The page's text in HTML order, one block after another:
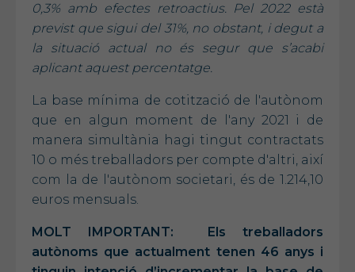
0,3% amb efectes retroactius. Pel 2022 està
previst que sigui del 31%, no obstant, i degut a
la situació actual no és segur que s’acabi
aplicant aquest percentatge.
La base mínima de cotització de l'autònom
que en algun moment de l'any 2021 i de
manera simultània hagi tingut contractats
10 o més treballadors per compte d'altri, així
com la de l'autònom societari, és de 1.214,10
euros mensuals.
MOLT IMPORTANT:
Els treballadors
autònoms que actualment tenen 46 anys i